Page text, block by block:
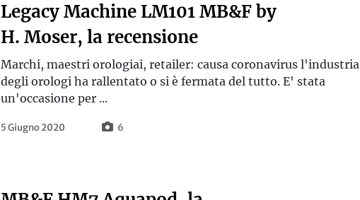
Legacy Machine LM101 MB&F by
H. Moser, la recensione
Marchi, maestri orologiai, retailer: causa coronavirus l'industria
degli orologi ha rallentato o si è fermata del tutto. E' stata
un'occasione per ...
5 Giugno 2020 6